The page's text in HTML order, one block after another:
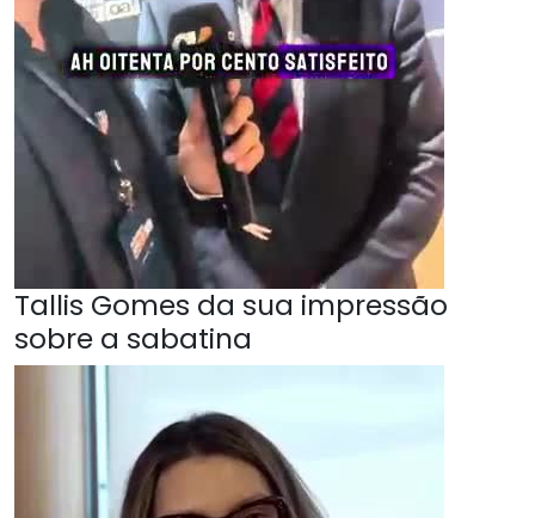
Tallis Gomes da sua impressão
sobre a sabatina